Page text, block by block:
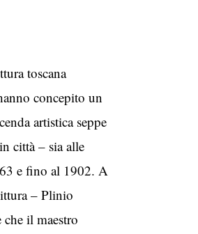
toscana
concepito un
artistica seppe
città – sia alle
e fino al 1902. A
– Plinio
il maestro